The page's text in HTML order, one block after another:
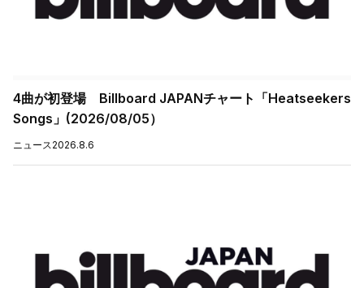
4曲が初登場 Billboard JAPANチャート「Heatseekers
Songs」(2026/08/05）
ニュース 2026.8.6